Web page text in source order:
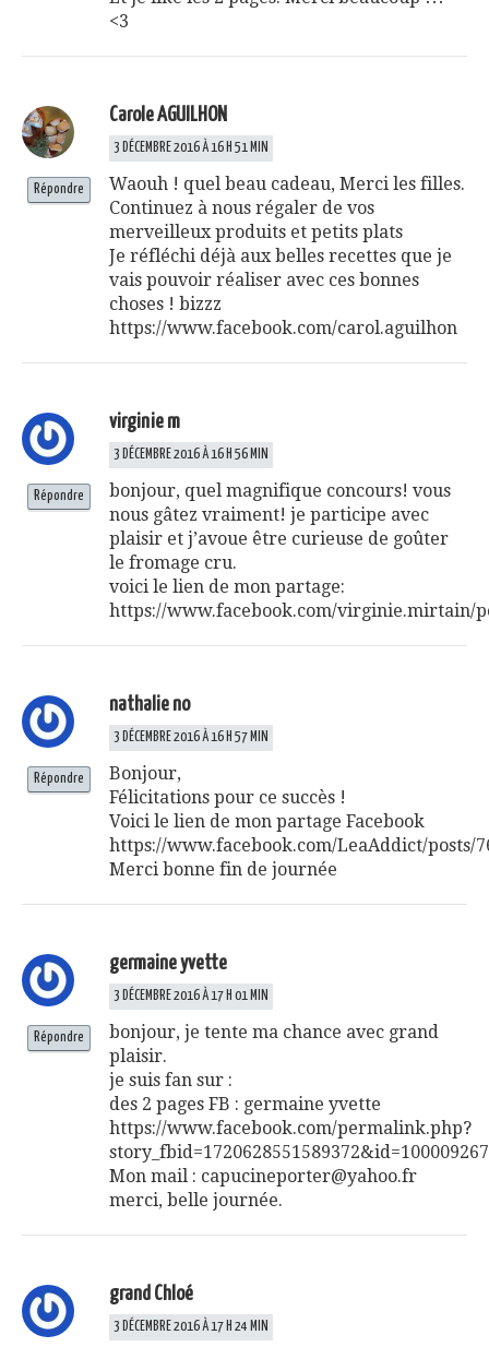
<3
Carole AGUILHON
3 DÉCEMBRE 2016 À 16 H 51 MIN
Waouh ! quel beau cadeau, Merci les filles.
Continuez à nous régaler de vos
merveilleux produits et petits plats
Je réfléchi déjà aux belles recettes que je
vais pouvoir réaliser avec ces bonnes
choses ! bizzz
https://www.facebook.com/carol.aguilhon
Répondre
virginie m
3 DÉCEMBRE 2016 À 16 H 56 MIN
bonjour, quel magnifique concours! vous
nous gâtez vraiment! je participe avec
plaisir et j’avoue être curieuse de goûter
le fromage cru.
voici le lien de mon partage:
https://www.facebook.com/virginie.mirtain/
Répondre
nathalie no
3 DÉCEMBRE 2016 À 16 H 57 MIN
Bonjour,
Félicitations pour ce succès !
Voici le lien de mon partage Facebook
https://www.facebook.com/LeaAddict/posts/
Merci bonne fin de journée
Répondre
germaine yvette
3 DÉCEMBRE 2016 À 17 H 01 MIN
bonjour, je tente ma chance avec grand
plaisir.
je suis fan sur :
des 2 pages FB : germaine yvette
https://www.facebook.com/permalink.php?
Mon mail : capucineporter@yahoo.fr
merci, belle journée.
Répondre
grand Chloé
3 DÉCEMBRE 2016 À 17 H 24 MIN